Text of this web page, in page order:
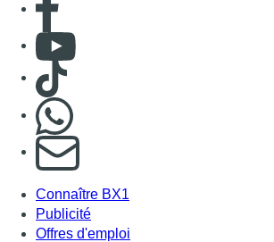
Consulter Youtube
Consulter TikTok
S'abonner à notre newsletter
Connaître BX1
Publicité
Offres d'emploi